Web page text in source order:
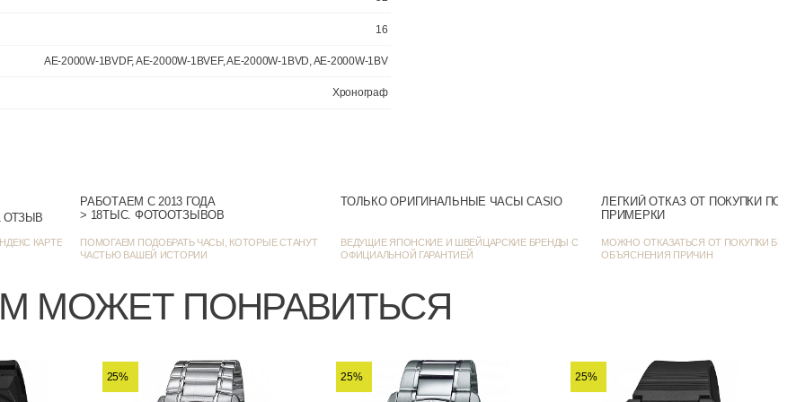
Число, месяц и день недели
52
16
> 1385 ОЦЕНОК • 1271 ОТЗЫВ
КАРТЕ
РАБОТАЕМ С 2013 ГОДА
> 18ТЫС. ФОТООТЗЫВОВ
ПОМОГАЕМ ПОДОБРАТЬ ЧАСЫ, КОТОРЫЕ СТАНУТ
ЧАСТЬЮ ВАШЕЙ ИСТОРИИ
ТОЛЬКО ОРИГИНАЛЬНЫЕ ЧАСЫ CASIO
ВЕДУЩИЕ ЯПОНСКИЕ И ШВЕЙЦАРСКИЕ БРЕНДЫ С
ОФИЦИАЛЬНОЙ ГАРАНТИЕЙ
ЛЕГКИЙ ОТКАЗ ОТ ПОКУПКИ ПОСЛЕ
ПРИМЕРКИ
МОЖНО ОТКАЗАТЬСЯ ОТ ПОКУПКИ БЕЗ
ОБЪЯСНЕНИЯ ПРИЧИН
МОЖЕТ ПОНРАВИТЬСЯ
25% 25% 25%